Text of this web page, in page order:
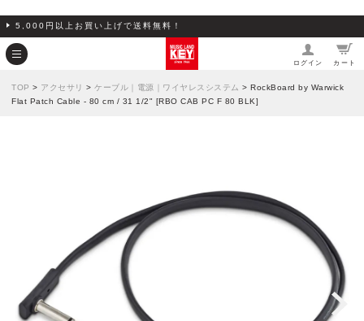
5,000円以上お買い上げで送料無料！
ログイン カート
TOP > アクセサリ > ケーブル｜電源｜ワイヤレスシステム > RockBoard by Warwick
Flat Patch Cable - 80 cm / 31 1/2" [RBO CAB PC F 80 BLK]